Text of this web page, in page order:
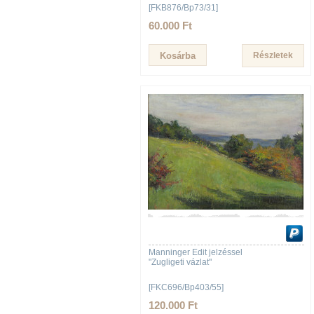
[FKB876/Bp73/31]
60.000 Ft
Részletek
Manninger Edit jelzéssel
"Zugligeti vázlat"
[FKC696/Bp403/55]
120.000 Ft